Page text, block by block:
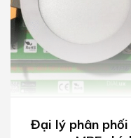
Đại lý phân phối